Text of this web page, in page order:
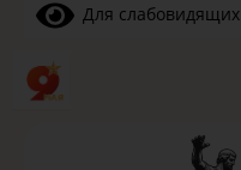
Для слабовидящих